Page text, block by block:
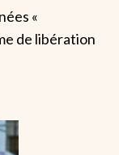
«
de libération